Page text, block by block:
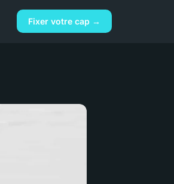
Fixer votre cap →